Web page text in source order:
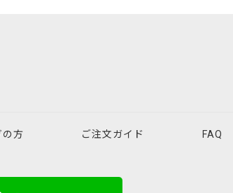
の方 ご注文ガイド FAQ